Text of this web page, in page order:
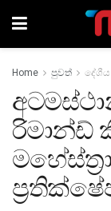
Home පුවත් දේශීය
රිමාන්ඩ්